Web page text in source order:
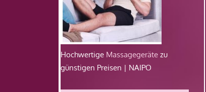
Hochwertige Massagegeräte zu
günstigen Preisen | NAIPO